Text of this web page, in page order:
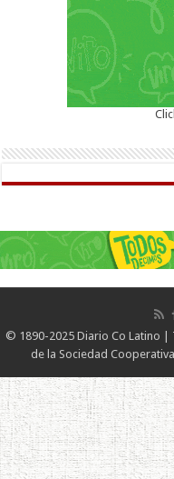
© 1890-2025 Diario Co Latino |
de la Sociedad